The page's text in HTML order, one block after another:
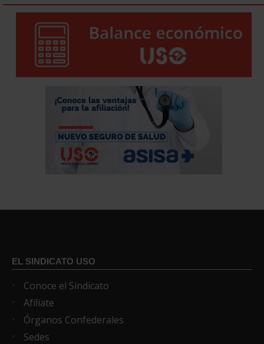
EL SINDICATO USO
Conoce el Sindicato
Afíliate
Órganos Confederales
Sedes